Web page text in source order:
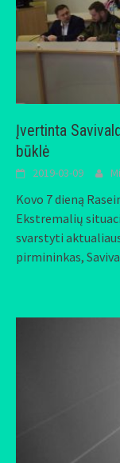
Įvertinta
būklė
2019-03-09
Kovo 7 dieną
Ekstremalių
svarstyti
pirmininkas,